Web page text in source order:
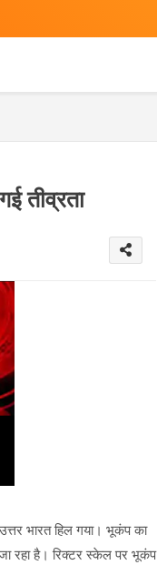
तीव्रता
भारत हिल गया। भूकंप का
जा रहा है। रिक्टर स्केल पर भूकंप